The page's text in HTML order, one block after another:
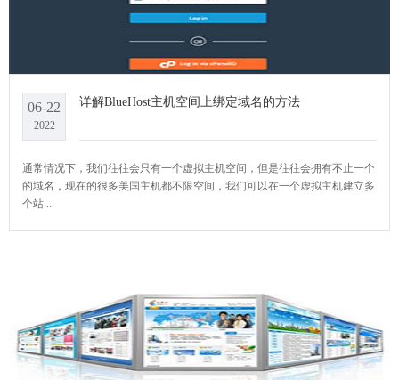
06-22
2022
详解BlueHost主机空间上绑定域名的方法
通常情况下，我们往往会只有一个虚拟主机空间，但是往往会拥有不止一个
的域名，现在的很多美国主机都不限空间，我们可以在一个虚拟主机建立多
个站...